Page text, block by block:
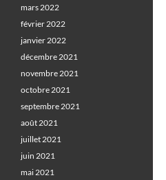
mars 2022
février 2022
janvier 2022
décembre 2021
novembre 2021
octobre 2021
septembre 2021
août 2021
juillet 2021
juin 2021
mai 2021